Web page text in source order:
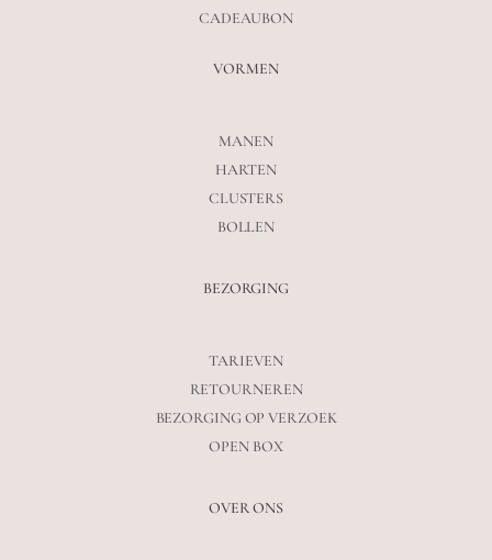
CADEAUBON
VORMEN
MANEN
HARTEN
CLUSTERS
BOLLEN
BEZORGING
TARIEVEN
RETOURNEREN
BEZORGING OP VERZOEK
OPEN BOX
OVER ONS